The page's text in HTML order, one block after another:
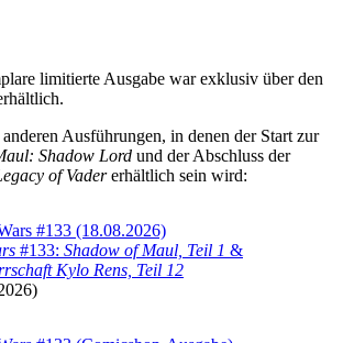
limitierte Ausgabe war exklusiv über den
Ausführungen, in denen der Start zur
Shadow Lord und der Abschluss der
of Vadererhältlich sein wird:
#133: Shadow of Maul, Teil 1 &
Kylo Rens, Teil 12